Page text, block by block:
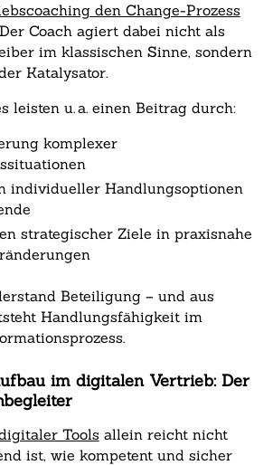
den Change-Prozess
Coach agiert dabei nicht als
im klassischen Sinne, sondern
Katalysator.
leisten u. a. einen Beitrag durch:
komplexer
individueller Handlungsoptionen
strategischer Ziele in praxisnahe
Beteiligung – und aus
Handlungsfähigkeit im
im digitalen Vertrieb: Der
Tools allein reicht nicht
ist, wie kompetent und sicher